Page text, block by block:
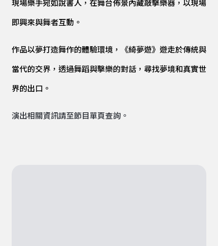
現場樂手宛如說書人，在舞台佈景內藏敲擊樂器，以現場
即興來與舞者互動。
作品以夢打造舞作的體驗環境，《綺夢遊》遊走於傳統與
當代的交界，透過舞蹈與擊樂的對話，尋找夢境和真實世
界的出口。
演出相關資訊請至節目單頁查詢。